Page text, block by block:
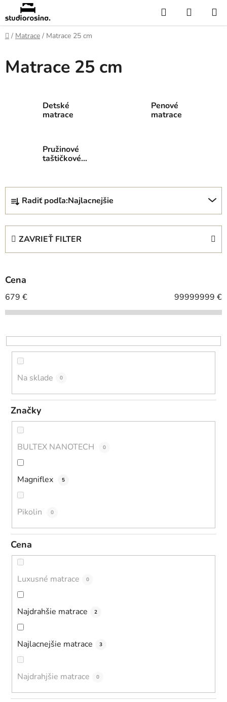
Prejsť
na
obsah
Hľadať
KOŠÍK
Domov
/ Matrace / Matrace 25 cm
Matrace 25 cm
Detské
matrace
Penové
matrace
Pružinové
taštičkové
R
d
e
p
r
o
u
k
Radiť podľa:Najlacnejšie
ZAVRIEŤ FILTER
Cena
679 € 99999999 €
Na sklade 0
Značky
BULTEX NANOTECH 0
Magniflex 5
Pikolin 0
Cena
Luxusné matrace 0
Najdrahšie matrace 2
Najlacnejšie matrace 3
Najdrahjšie matrace 0